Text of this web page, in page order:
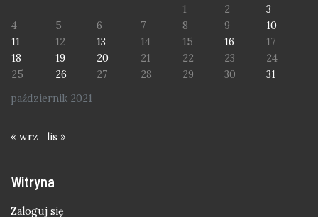
październik 2021
1
2
3
4
5 6 7 8 9
10
11
12 13 14 15 16
17
18
19 20 21 22 23
24
25
26 27 28 29 30 31
« wrz lis »
Witryna
Zaloguj się